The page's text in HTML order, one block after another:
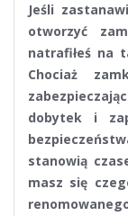
Jeśli
otworzyć
natrafiłeś na
Chociaż
dobytek i
stanowią
masz się